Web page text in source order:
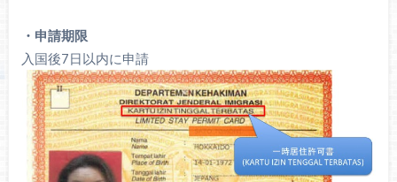
・申請期限
入国後7日以内に申請